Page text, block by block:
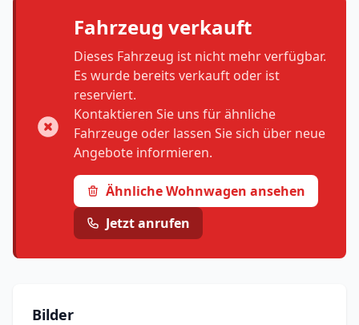
Fahrzeug verkauft
Dieses Fahrzeug ist nicht mehr verfügbar.
Es wurde bereits verkauft oder ist
reserviert.
Kontaktieren Sie uns für ähnliche
Fahrzeuge oder lassen Sie sich über neue
Angebote informieren.
Ähnliche Wohnwagen ansehen
Jetzt anrufen
Bilder